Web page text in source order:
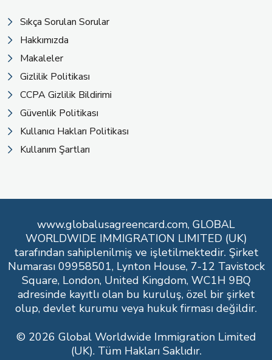
Sıkça Sorulan Sorular
Hakkımızda
Makaleler
Gizlilik Politikası
CCPA Gizlilik Bildirimi
Güvenlik Politikası
Kullanıcı Hakları Politikası
Kullanım Şartları
www.globalusagreencard.com, GLOBAL
WORLDWIDE IMMIGRATION LIMITED (UK)
tarafından sahiplenilmiş ve işletilmektedir. Şirket
Numarası 09958501, Lynton House, 7-12 Tavistock
Square, London, United Kingdom, WC1H 9BQ
adresinde kayıtlı olan bu kuruluş, özel bir şirket
olup, devlet kurumu veya hukuk firması değildir.
© 2026 Global Worldwide Immigration Limited
(UK). Tüm Hakları Saklıdır.